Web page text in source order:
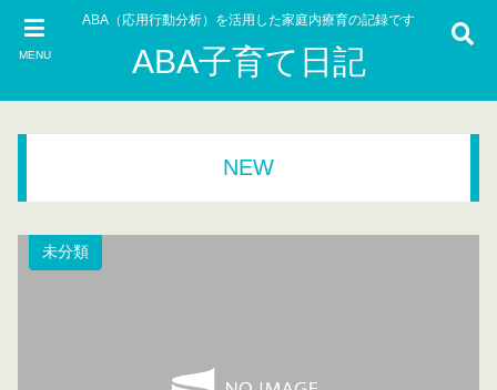
MENU
ABA（応用行動分析）を活用した家庭内療育の記録です
ABA子育て日記
NEW
未分類